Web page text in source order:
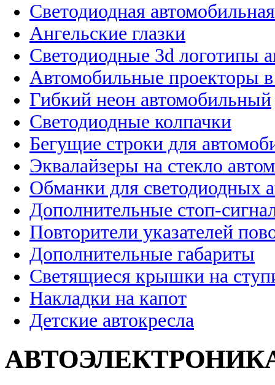
Светодиодная
Ангельские глазки
Светодиодные 3d логотипы
Автомобильные проекторы
Гибкий неон автомобильный
Светодиодные колпачки
Бегущие строки для
Эквалайзеры на стекло
Обманки для светодиодных
Дополнительные стоп-
Повторители указателей
Дополнительные габариты
Светящиеся крышки на
Накладки на капот
Детские автокресла